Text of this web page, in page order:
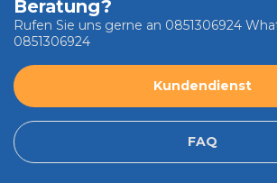
Beratung?
Rufen Sie uns gerne an 0851306924
0851306924
Kundendienst
FAQ